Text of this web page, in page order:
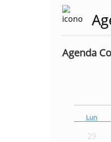
Agenda
Lun
29